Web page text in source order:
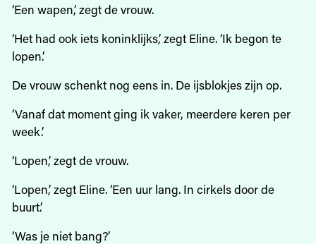
‘Een wapen,’ zegt de vrouw.
‘Het had ook iets koninklijks,’ zegt Eline. ‘Ik begon te
lopen.’
De vrouw schenkt nog eens in. De ijsblokjes zijn op.
‘Vanaf dat moment ging ik vaker, meerdere keren per
week.’
‘Lopen,’ zegt de vrouw.
‘Lopen,’ zegt Eline. ‘Een uur lang. In cirkels door de
buurt.’
‘Was je niet bang?’